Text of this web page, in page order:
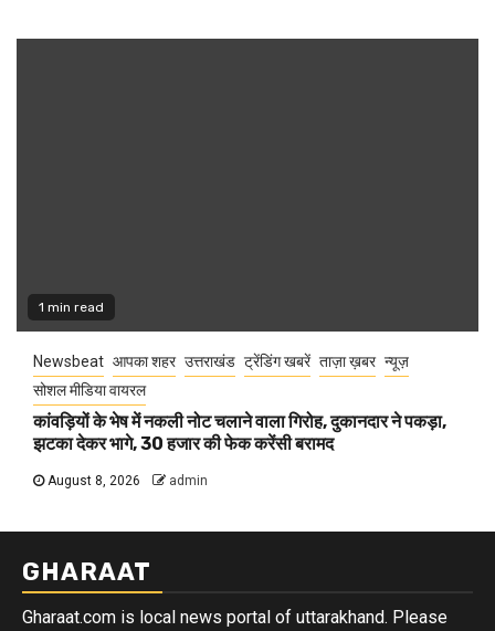
1 min read
Newsbeat आपका शहर उत्तराखंड ट्रेंडिंग खबरें ताज़ा ख़बर न्यूज़
सोशल मीडिया वायरल
कांवड़ियों के भेष में नकली नोट चलाने वाला गिरोह, दुकानदार ने पकड़ा,
झटका देकर भागे, 30 हजार की फेक करेंसी बरामद
August 8, 2026 admin
GHARAAT
Gharaat.com is local news portal of uttarakhand. Please